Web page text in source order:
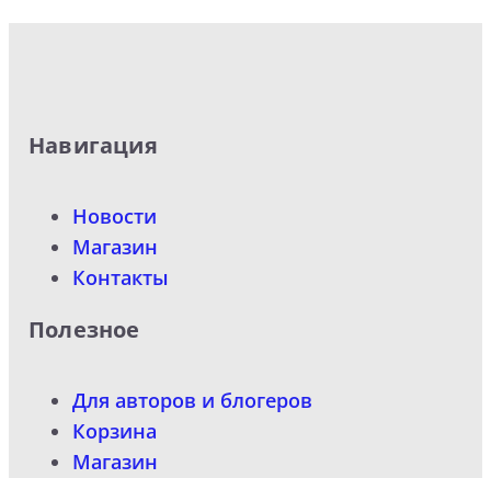
Навигация
Новости
Магазин
Контакты
Полезное
Для авторов и блогеров
Корзина
Магазин